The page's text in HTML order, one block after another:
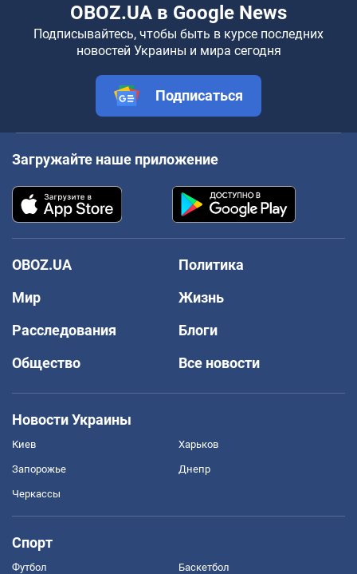
OBOZ.UA в Google News
Подписывайтесь, чтобы быть в курсе последних
новостей Украины и мира сегодня
Подписаться
Загружайте наше приложение
OBOZ.UA
Политика
Мир
Жизнь
Расследования
Блоги
Общество
Все новости
Новости Украины
Киев Харьков
Запорожье Днепр
Черкассы
Спорт
Футбол Баскетбол